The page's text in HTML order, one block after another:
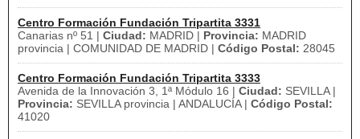
Centro Formación Fundación Tripartita 3331
Canarias nº 51 | Ciudad: MADRID | Provincia: MADRID
provincia | COMUNIDAD DE MADRID | Código Postal: 28045
Centro Formación Fundación Tripartita 3333
Avenida de la Innovación 3, 1ª Módulo 16 | Ciudad: SEVILLA |
Provincia: SEVILLA provincia | ANDALUCÍA | Código Postal:
41020